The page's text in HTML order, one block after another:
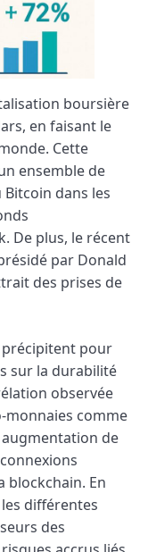
boursière
en faisant le
Cette
ensemble de
dans les
De plus, le récent
par Donald
des prises de
précipitent pour
sur la durabilité
observée
monnaies comme
augmentation de
blockchain. En
différentes
des